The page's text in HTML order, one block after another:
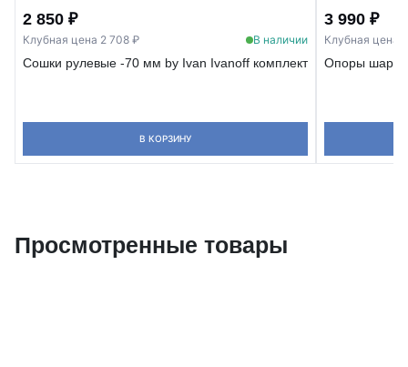
2 850 ₽
Клубная цена 2 708 ₽ В наличии
Сошки рулевые -70 мм by Ivan Ivanoff комплект
В КОРЗИНУ
3 990 ₽
Клубная цена
Опоры
Просмотренные товары